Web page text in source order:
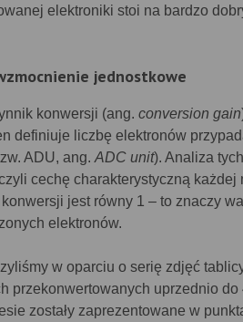
elektroniki stoi na bardzo
jednostkowe
konwersji (ang. conversion gain
definiuje liczbę elektronów
ADU, ang. ADC unit). Analiza
cechę charakterystyczną każdej
jest równy 1 – to znaczy
elektronów.
w oparciu o serię zdjęć
przekonwertowanych uprzednio
zostały zaprezentowane w